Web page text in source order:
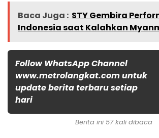
Baca Juga : STY Gembira
Indonesia saat Kalahkan
Follow WhatsApp Channel
www.metrolangkat.com untuk
update berita terbaru setiap
hari
Berita ini 57 kali dibaca